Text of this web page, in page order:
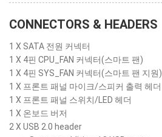
CONNECTORS & HEADERS
1 X SATA 전원 커넥터
1 X 4핀 CPU_FAN 커넥터(스마트 팬)
1 X 4핀 SYS_FAN 커넥터(스마트 팬 지원)
1 X 프론트 패널 마이크/스피커 출력 헤더
1 X 프론트 패널 스위치/LED 헤더
1 X 온보드 버저
2 X USB 2.0 header